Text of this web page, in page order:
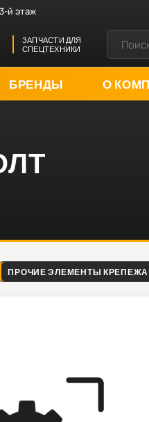
й этаж
ЗАПЧАСТИ ДЛЯ
СПЕЦТЕХНИКИ
БРЕНДЫ О
ПРОЧИЕ ЭЛЕМЕНТЫ КРЕПЕЖА